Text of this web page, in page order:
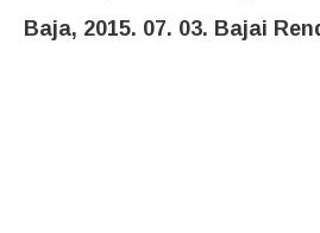
Baja, 2015. 07. 03. Bajai